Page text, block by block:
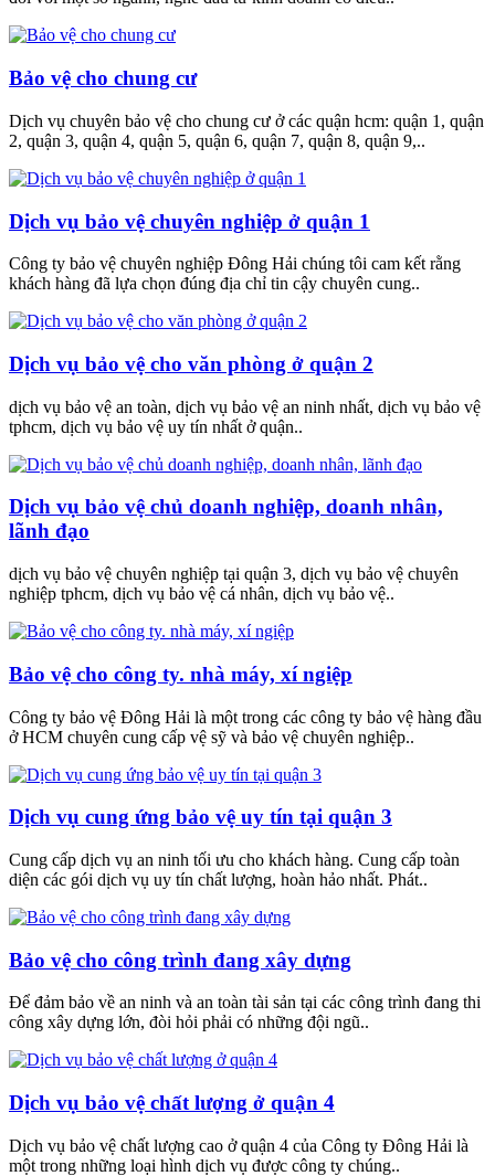
Bảo vệ cho chung cư
Dịch vụ chuyên bảo vệ cho chung cư ở các quận hcm: quận 1, quận
2, quận 3, quận 4, quận 5, quận 6, quận 7, quận 8, quận 9,..
Dịch vụ bảo vệ chuyên nghiệp ở quận 1
Công ty bảo vệ chuyên nghiệp Đông Hải chúng tôi cam kết rằng
khách hàng đã lựa chọn đúng địa chỉ tin cậy chuyên cung..
Dịch vụ bảo vệ cho văn phòng ở quận 2
dịch vụ bảo vệ an toàn, dịch vụ bảo vệ an ninh nhất, dịch vụ bảo vệ
tphcm, dịch vụ bảo vệ uy tín nhất ở quận..
Dịch vụ bảo vệ chủ doanh nghiệp, doanh nhân,
lãnh đạo
dịch vụ bảo vệ chuyên nghiệp tại quận 3, dịch vụ bảo vệ chuyên
nghiệp tphcm, dịch vụ bảo vệ cá nhân, dịch vụ bảo vệ..
Bảo vệ cho công ty. nhà máy, xí ngiệp
Công ty bảo vệ Đông Hải là một trong các công ty bảo vệ hàng đầu
ở HCM chuyên cung cấp vệ sỹ và bảo vệ chuyên nghiệp..
Dịch vụ cung ứng bảo vệ uy tín tại quận 3
Cung cấp dịch vụ an ninh tối ưu cho khách hàng. Cung cấp toàn
diện các gói dịch vụ uy tín chất lượng, hoàn hảo nhất. Phát..
Bảo vệ cho công trình đang xây dựng
Để đảm bảo về an ninh và an toàn tài sản tại các công trình đang thi
công xây dựng lớn, đòi hỏi phải có những đội ngũ..
Dịch vụ bảo vệ chất lượng ở quận 4
Dịch vụ bảo vệ chất lượng cao ở quận 4 của Công ty Đông Hải là
một trong những loại hình dịch vụ được công ty chúng..